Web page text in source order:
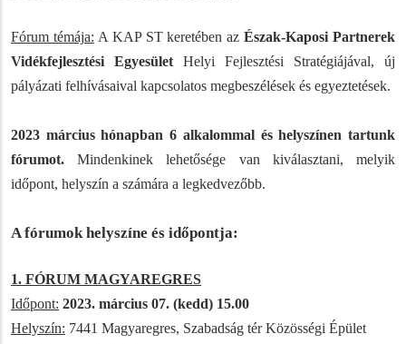
Fórum témája: A KAP ST keretében azÉszak-Kaposi Partnerek
Vidékfejlesztési Egyesület Helyi Fejlesztési Stratégiájával, új
pályázati felhívásaival kapcsolatos megbeszélések és egyeztetések.
2023 március hónapban 6 alkalommal és helyszínen tartunk
fórumot. Mindenkinek lehetősége van kiválasztani, melyik
időpont, helyszín a számára a legkedvezőbb.
A fórumok helyszíne és időpontja:
1. FÓRUM MAGYAREGRES
Időpont: 2023. március 07. (kedd) 15.00
Helyszín: 7441 Magyaregres, Szabadság tér Közösségi Épület